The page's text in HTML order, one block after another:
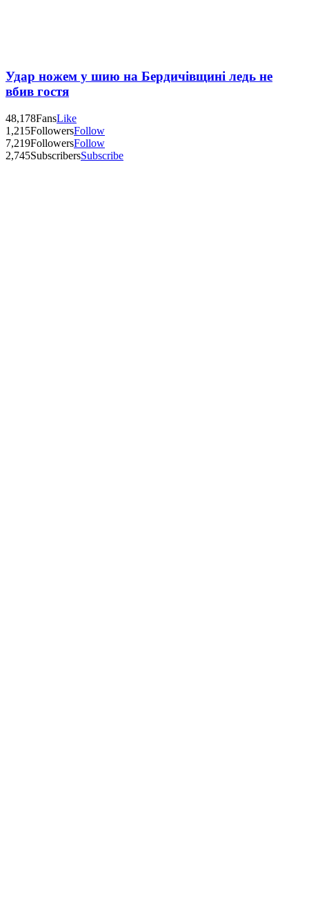
Удар ножем у шию на Бердичівщині ледь не
вбив гостя
48,178FansLike
1,215FollowersFollow
7,219FollowersFollow
2,745SubscribersSubscribe